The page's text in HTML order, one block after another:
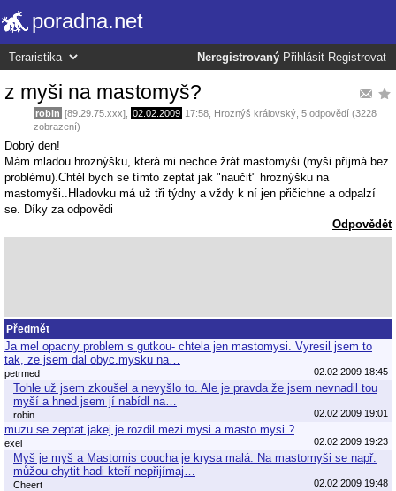
poradna.net
Neregistrovaný Přihlásit Registrovat
z myši na mastomyš?
robin [89.29.75.xxx], 02.02.2009 17:58 Hroznýš královský , 5 odpovědí (3228
zobrazení)
Dobrý den!
Mám mladou hroznýšku, která mi nechce žrát mastomyši (myši příjmá bez
problému).Chtěl bych se tímto zeptat jak "naučit" hroznýšku na
mastomyši..Hladovku má už tři týdny a vždy k ní jen přičichne a odpalzí
se. Díky za odpovědi
Odpovědět
Předmět
Ja mel opacny problem s gutkou- chtela jen mastomysi. Vyresil jsem to
tak, ze jsem dal obyc.mysku na…
petrmed 02.02.2009 18:45
Tohle už jsem zkoušel a nevyšlo to. Ale je pravda že jsem nevnadil tou
myší a hned jsem jí nabídl na…
robin 02.02.2009 19:01
muzu se zeptat jakej je rozdil mezi mysi a masto mysi ?
exel 02.02.2009 19:23
Myš je myš a Mastomis coucha je krysa malá. Na mastomyši se např.
můžou chytit hadi kteří nepřijímaj…
Cheert 02.02.2009 19:48